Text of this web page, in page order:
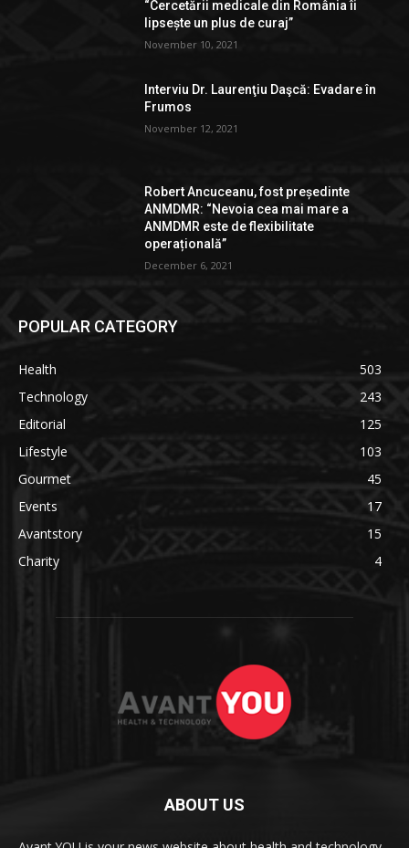
“Cercetării medicale din România îi
lipsește un plus de curaj”
November 10, 2021
Interviu Dr. Laurenţiu Daşcă: Evadare în
Frumos
November 12, 2021
Robert Ancuceanu, fost președinte
ANMDMR: “Nevoia cea mai mare a
ANMDMR este de flexibilitate
operațională”
December 6, 2021
POPULAR CATEGORY
Health
503
Technology
243
Editorial
125
Lifestyle
103
Gourmet
45
Events
17
Avantstory
15
Charity
4
ABOUT US